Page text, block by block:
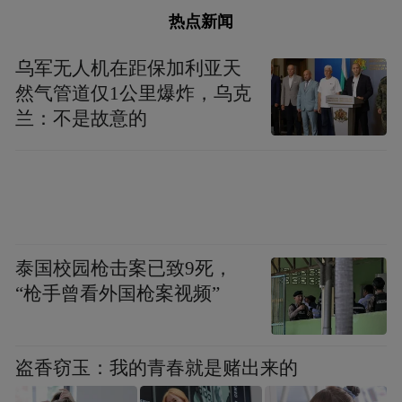
热点新闻
乌军无人机在距保加利亚天
然气管道仅1公里爆炸，乌克
兰：不是故意的
泰国校园枪击案已致9死，
“枪手曾看外国枪案视频”
盗香窃玉：我的青春就是赌出来的